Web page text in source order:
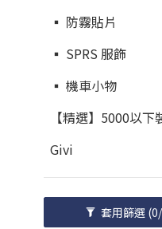
▪︎ 防霧貼片
▪︎ SPRS 服飾
▪︎ 機車小物
【精選】5000以下
Givi
套用篩選